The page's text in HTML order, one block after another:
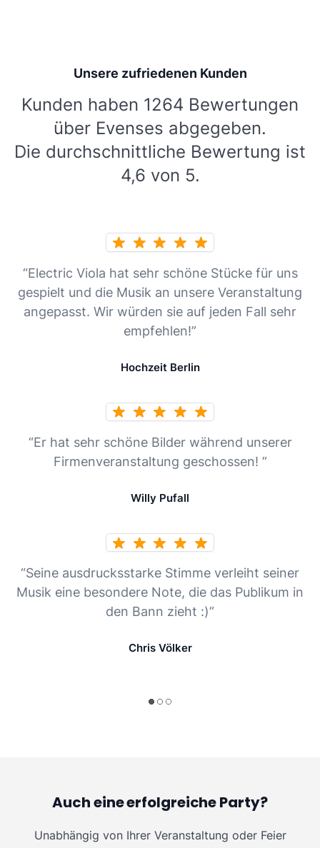
Unsere zufriedenen Kunden
Kunden haben 1264 Bewertungen
über Evenses abgegeben.
Die durchschnittliche Bewertung ist
4,6 von 5.
“Electric Viola hat sehr schöne Stücke für uns
gespielt und die Musik an unsere Veranstaltung
angepasst. Wir würden sie auf jeden Fall sehr
empfehlen!”
Hochzeit Berlin
“Er hat sehr schöne Bilder während unserer
Firmenveranstaltung geschossen! ”
Willy Pufall
“Seine ausdrucksstarke Stimme verleiht seiner
Musik eine besondere Note, die das Publikum in
den Bann zieht :)”
Chris Völker
Auch eine erfolgreiche Party?
Unabhängig von Ihrer Veranstaltung oder Feier